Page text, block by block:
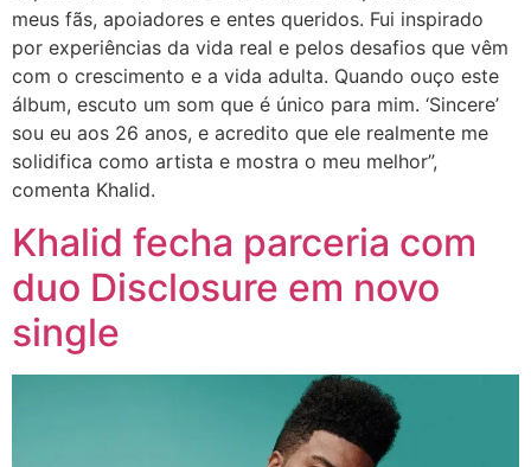
meus fãs, apoiadores e entes queridos. Fui inspirado
por experiências da vida real e pelos desafios que vêm
com o crescimento e a vida adulta. Quando ouço este
álbum, escuto um som que é único para mim. ‘Sincere’
sou eu aos 26 anos, e acredito que ele realmente me
solidifica como artista e mostra o meu melhor”,
comenta Khalid.
Khalid fecha parceria com
duo Disclosure em novo
single